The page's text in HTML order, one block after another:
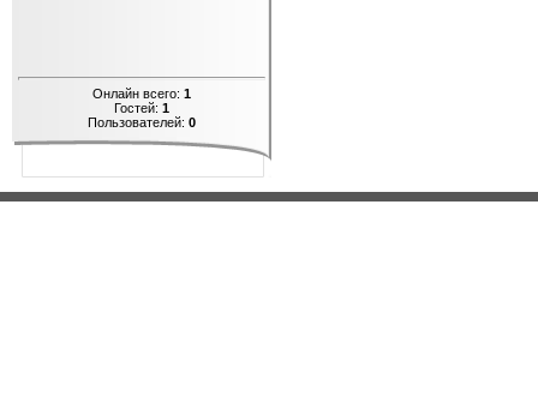
Онлайн всего: 1
Гостей: 1
Пользователей: 0